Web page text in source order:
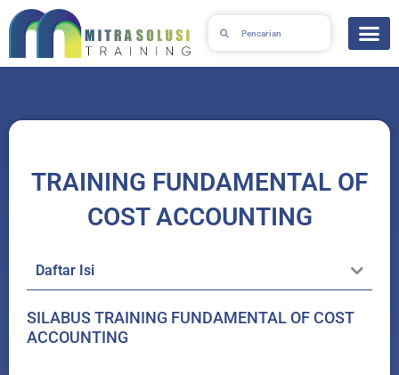
Skip
to
TRAINING FUNDAMENTAL OF
COST ACCOUNTING
Daftar Isi
SILABUS TRAINING FUNDAMENTAL OF COST
ACCOUNTING